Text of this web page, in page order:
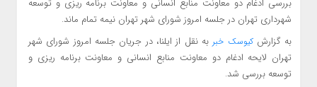
شهرداری تهران در جلسه امروز شورای شهر تهران نیمه تمام ماند.
به گزارشکیوسک خبر به نقل از ایلنا، در جریان جلسه امروز شورای شهر
تهران لایحه ادغام دو معاونت منابع انسانی و معاونت برنامه ریزی و
توسعه بررسی شد.